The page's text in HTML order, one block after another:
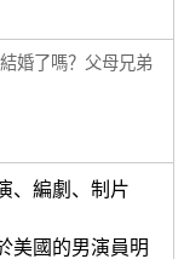
婚了嗎？父母兄弟
、編劇、制片
美國的男演員明